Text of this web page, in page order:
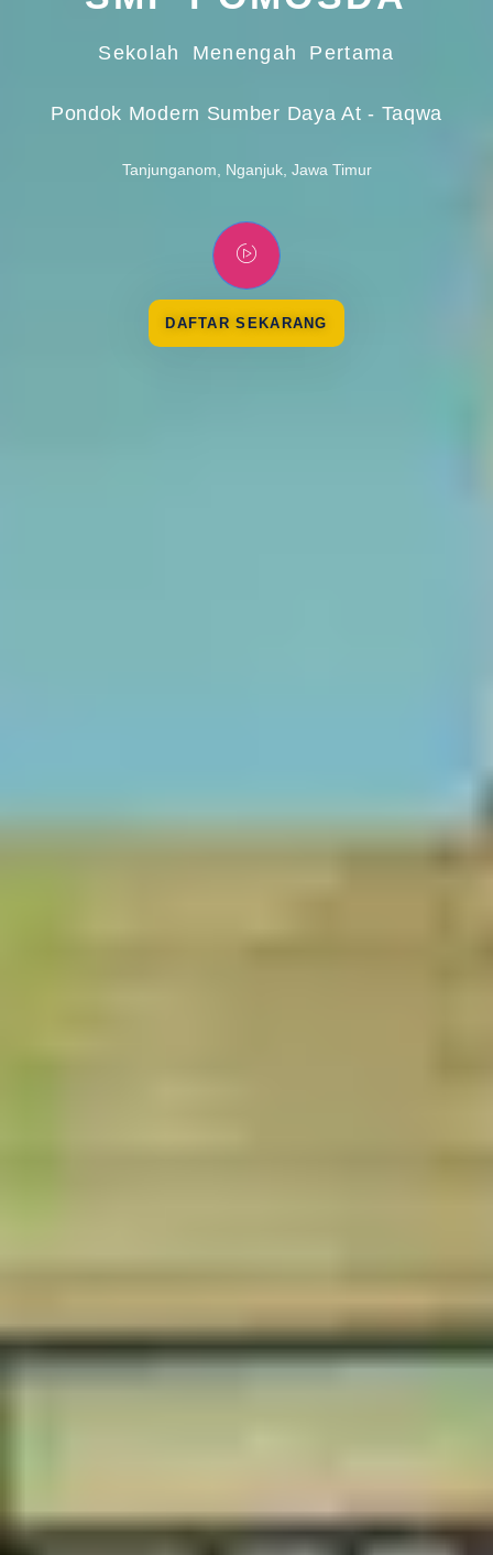
Sekolah Menengah Pertama
Pondok Modern Sumber Daya At - Taqwa
Tanjunganom, Nganjuk, Jawa Timur
DAFTAR SEKARANG